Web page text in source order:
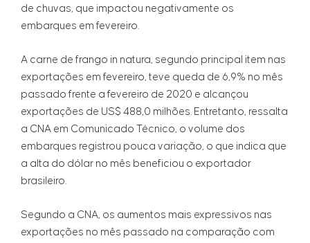
de chuvas, que impactou negativamente os
embarques em fevereiro.
A carne de frango in natura, segundo principal item nas
exportações em fevereiro, teve queda de 6,9% no mês
passado frente a fevereiro de 2020 e alcançou
exportações de US$ 488,0 milhões. Entretanto, ressalta
a CNA em Comunicado Técnico, o volume dos
embarques registrou pouca variação, o que indica que
a alta do dólar no mês beneficiou o exportador
brasileiro.
Segundo a CNA, os aumentos mais expressivos nas
exportações no mês passado na comparação com